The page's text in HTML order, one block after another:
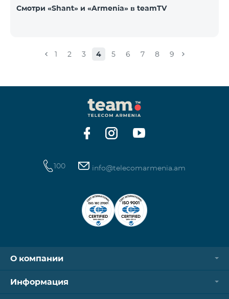
Смотри «Shant» и «Armenia» в teamTV
1 2 3 4 5 6 7 8 9
100 info@telecomarmenia.am
О компании
Информация